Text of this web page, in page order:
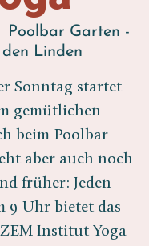
Poolbar Garten -
Linden
Sonntag startet
gemütlichen
beim Poolbar
aber auch noch
früher: Jeden
9 Uhr bietet das
Institut Yoga